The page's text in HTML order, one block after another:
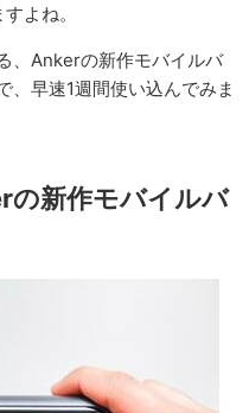
よね。
、Ankerの新作モバイルバ
、早速1週間使い込んでみま
新作モバイルバ